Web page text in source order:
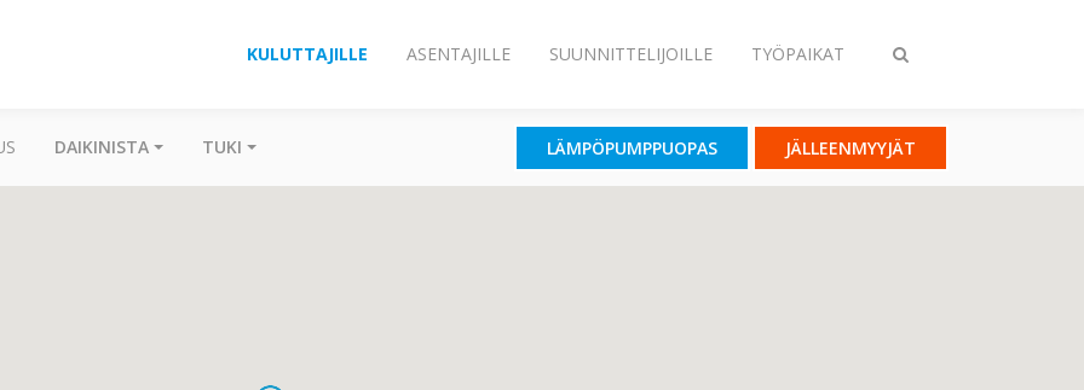
Vaihda
KULUTTAJILLE ASENTAJILLE SUUNNITTELIJOILLE TYÖPAIKAT
DAIKINISTA TUKI LÄMPÖPUMPPUOPAS JÄLLEENMYYJÄT